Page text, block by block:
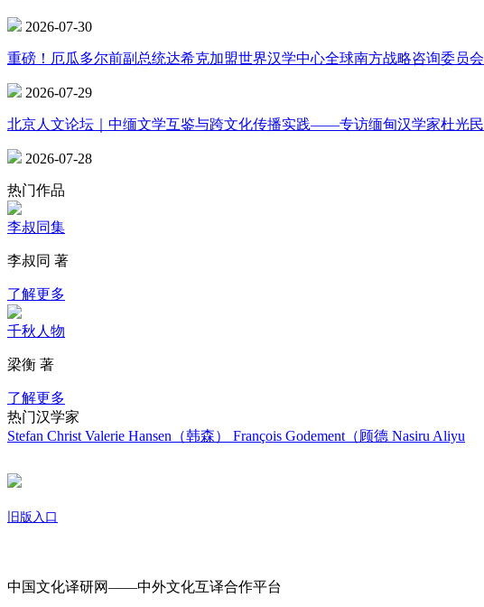
2026-07-30
重磅！厄瓜多尔前副总统达希克加盟世界汉学中心全球南方战略咨询委员会
2026-07-29
北京人文论坛｜中缅文学互鉴与跨文化传播实践——专访缅甸汉学家杜光民
2026-07-28
热门作品
李叔同集
李叔同 著
了解更多
千秋人物
梁衡 著
了解更多
热门汉学家
Stefan Christ Valerie Hansen（韩森） François Godement（顾德 Nasiru Aliyu
旧版入口
中国文化译研网——中外文化互译合作平台